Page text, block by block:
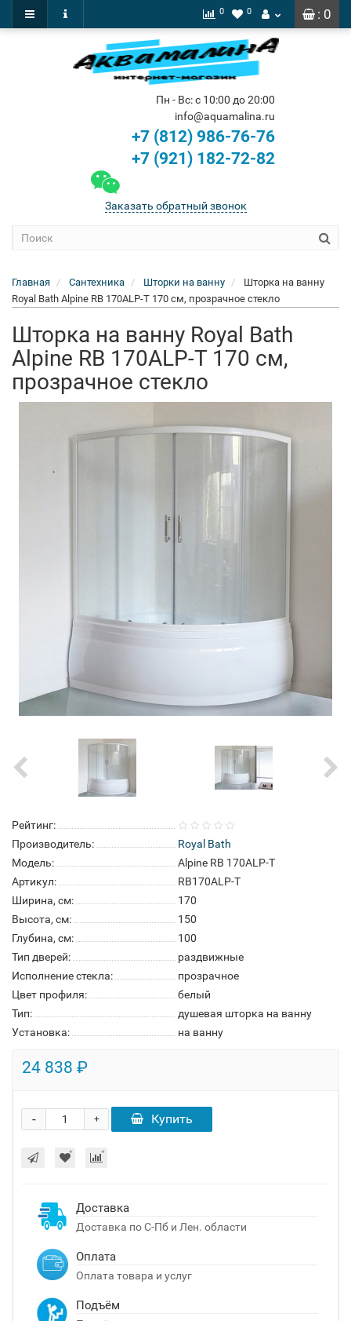
: 0
0 0
Пн - Вс: с 10:00 до 20:00
info@aquamalina.ru
+7 (812) 986-76-76
+7 (921) 182-72-82
Заказать обратный звонок
Главная Сантехника Шторки на ванну
Шторка на ванну
Royal Bath Alpine RB 170ALP-T 170 см, прозрачное стекло
Шторка на ванну Royal Bath
Alpine RB 170ALP-T 170 см,
прозрачное стекло
Рейтинг:
Производитель:
Royal Bath
Модель:
Alpine RB 170ALP-T
Артикул:
RB170ALP-T
Ширина, см:
170
Высота, см:
150
Глубина, см:
100
Тип дверей:
раздвижные
Исполнение стекла:
прозрачное
Цвет профиля:
белый
Тип:
душевая шторка на ванну
Установка:
на ванну
24 838 ₽
+
- Купить
Доставка
Доставка по С-Пб и Лен. области
Оплата
Оплата товара и услуг
Подъём